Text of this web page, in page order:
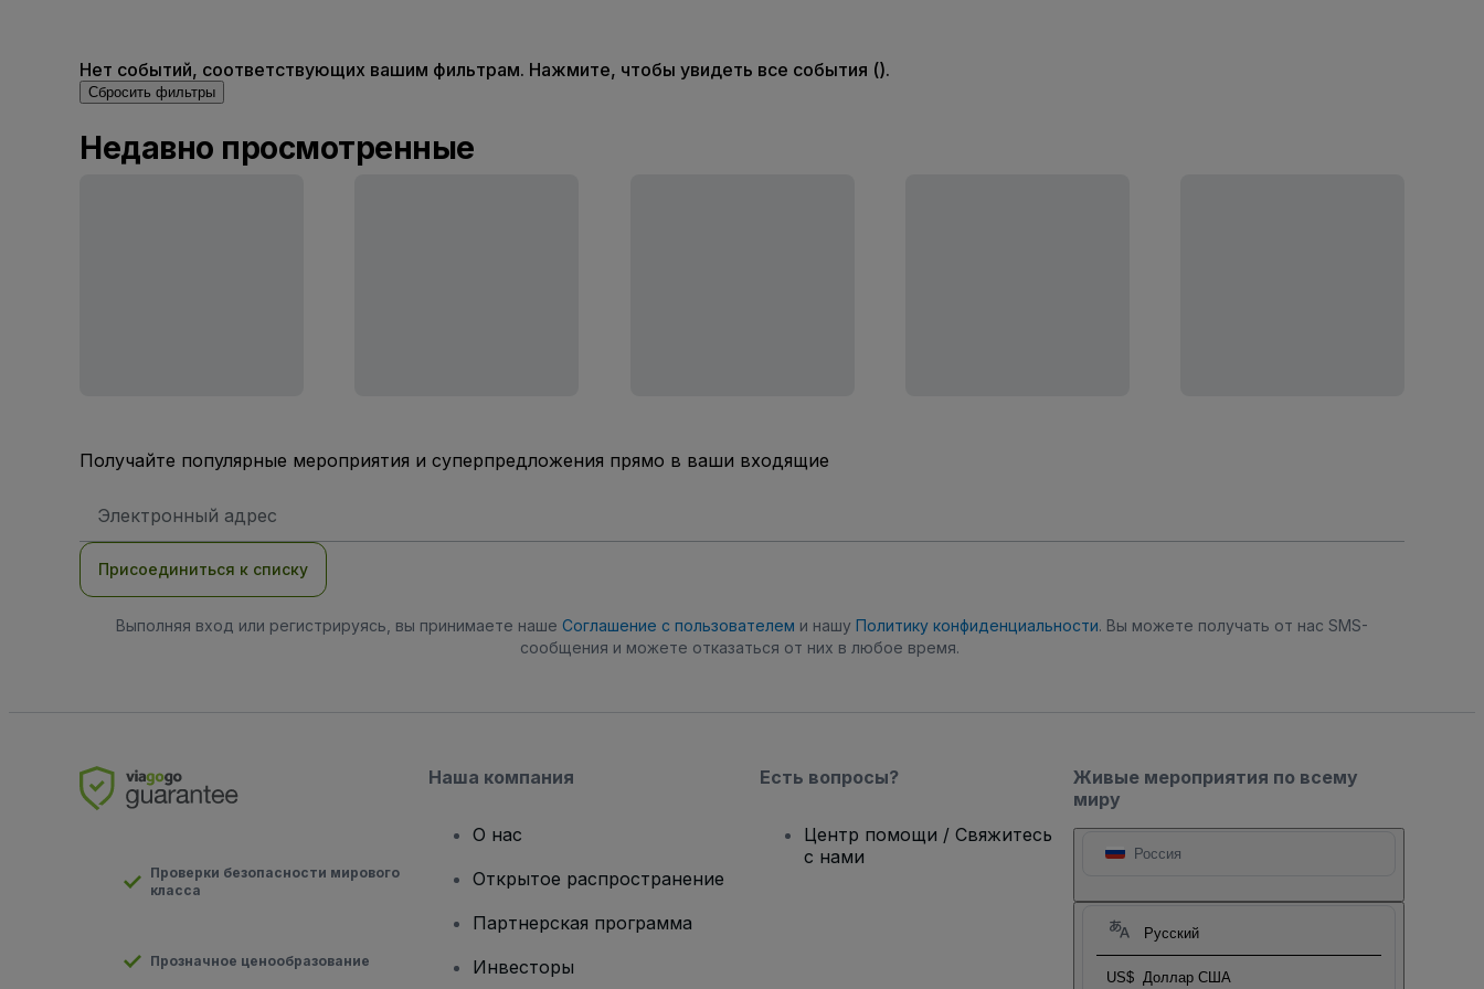
Нет событий, соответствующих вашим фильтрам. Нажмите, чтобы увидеть все события ().
Сбросить фильтры
Недавно просмотренные
Получайте популярные мероприятия и суперпредложения прямо в ваши входящие
электронной
Присоединиться к списку
Выполняя вход или регистрируясь, вы принимаете наше Соглашение с пользователем и нашу Политику конфиденциальности. Вы можете получать от нас SMS-
сообщения и можете отказаться от них в любое время.
Живые мероприятия по всему
миру
Россия
Русский
US$ Доллар США
Проверки безопасности мирового
класса
Прозначное ценообразование
Наша компания
О нас
Открытое распространение
Партнерская программа
Инвесторы
Есть вопросы?
Центр помощи / Свяжитесь
с нами